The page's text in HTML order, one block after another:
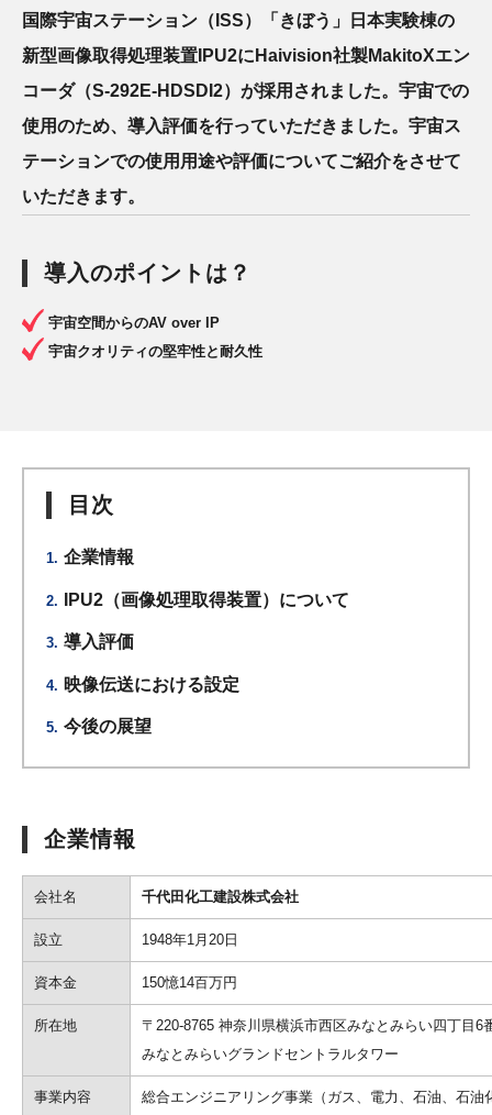
国際宇宙ステーション（ISS）「きぼう」日本実験棟の
新型画像取得処理装置IPU2にHaivision社製MakitoXエン
コーダ（S-292E-HDSDI2）が採用されました。宇宙での
使用のため、導入評価を行っていただきました。宇宙ス
テーションでの使用用途や評価についてご紹介をさせて
いただきます。
導入のポイントは？
宇宙空間からのAV over IP
宇宙クオリティの堅牢性と耐久性
目次
企業情報
IPU2（画像処理取得装置）について
導入評価
映像伝送における設定
今後の展望
企業情報
会社名 千代田化工建設株式会社
設立 1948年1月20日
資本金 150憶14百万円
所在地
〒220-8765 神奈川県横浜市西区みなとみらい四丁目6
みなとみらいグランドセントラルタワー
事業内容
総合エンジニアリング事業（ガス、電力、石油、石油